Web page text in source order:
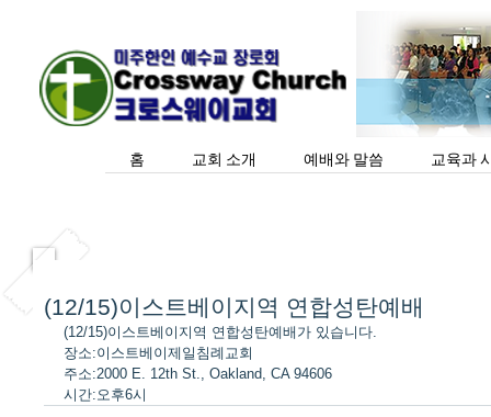
홈 교회 소개 예배와 말씀 교육과
(12/15)이스트베이지역 연합성탄예배
(12/15)이스트베이지역 연합성탄예배가 있습니다.
장소:이스트베이제일침례교회
주소:2000 E. 12th St., Oakland, CA 94606
시간:오후6시